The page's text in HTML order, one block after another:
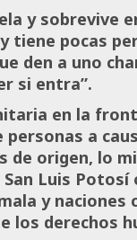
y sobrevive
tiene pocas
den a uno
si entra”.
en la
a
de origen, lo
Luis Potosí
y naciones
los derechos